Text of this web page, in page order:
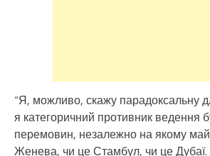
“Я, можливо, скажу парадоксальну
я категоричний противник ведення
перемовин, незалежно на якому
Женева, чи це Стамбул, чи це